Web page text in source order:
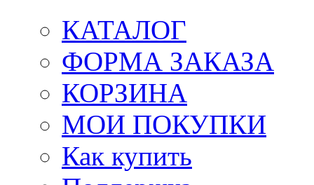
КАТАЛОГ
ФОРМА ЗАКАЗА
КОРЗИНА
МОИ ПОКУПКИ
Как купить